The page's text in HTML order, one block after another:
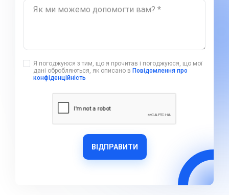
Як ми можемо допомогти вам? *
Я погоджуюся з тим, що я прочитав і погоджуюся, що мої
дані обробляються, як описано в Повідомлення про
конфіденційність
ВІДПРАВИТИ